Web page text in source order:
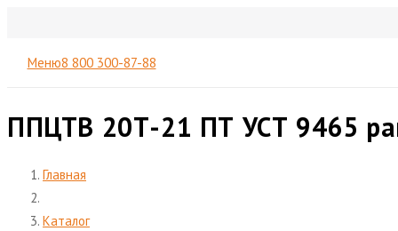
Меню8 800 300-87-88
ППЦТВ 20Т-21 ПТ УСТ 9465
Главная
Каталог